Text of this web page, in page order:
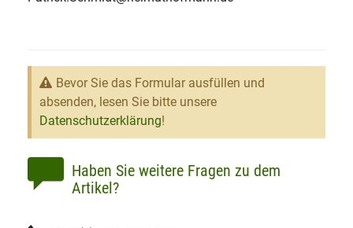
Bevor Sie das Formular ausfüllen und
absenden, lesen Sie bitte unsere
Datenschutzerklärung!
Haben Sie weitere Fragen zu dem
Artikel?